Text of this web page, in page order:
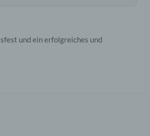
und ein erfolgreiches und